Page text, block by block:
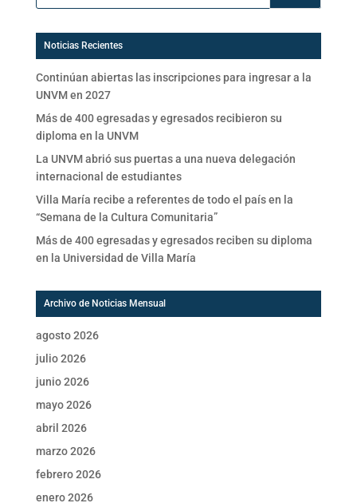
Noticias Recientes
Continúan abiertas las inscripciones para ingresar a la
UNVM en 2027
Más de 400 egresadas y egresados recibieron su
diploma en la UNVM
La UNVM abrió sus puertas a una nueva delegación
internacional de estudiantes
Villa María recibe a referentes de todo el país en la
“Semana de la Cultura Comunitaria”
Más de 400 egresadas y egresados reciben su diploma
en la Universidad de Villa María
Archivo de Noticias Mensual
agosto 2026
julio 2026
junio 2026
mayo 2026
abril 2026
marzo 2026
febrero 2026
enero 2026